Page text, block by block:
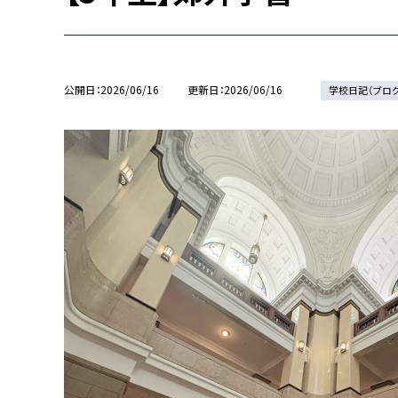
公開日 2026/06/16 更新日 2026/06/16 学校日記（ブロ